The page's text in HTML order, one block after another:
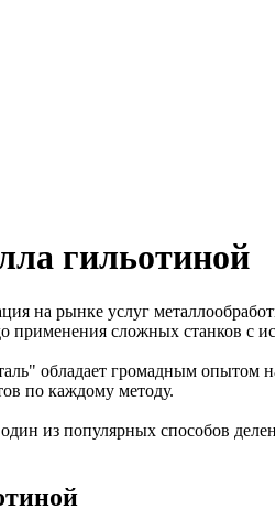
гильотиной
на рынке услуг
сложных станков с
обладает громадным опытом
по каждому методу.
из популярных способов